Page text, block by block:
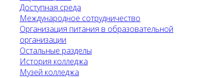
Доступная среда
Международное сотрудничество
Организация питания в образовательной
организации
Остальные разделы
История колледжа
Музей колледжа